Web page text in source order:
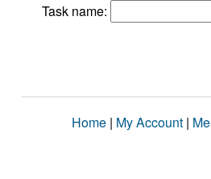
Task name:
Home | My Account |